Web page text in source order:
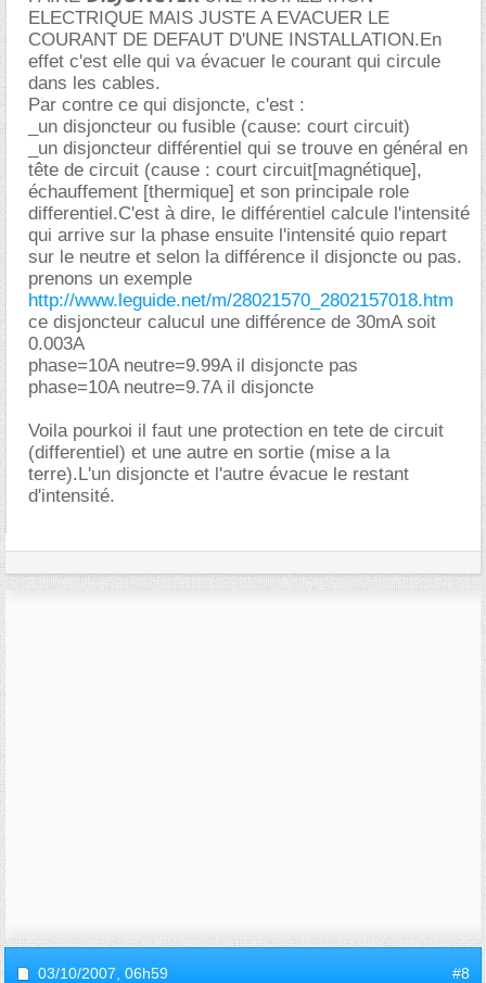
ELECTRIQUE MAIS JUSTE A EVACUER LE
COURANT DE DEFAUT D'UNE INSTALLATION.En
effet c'est elle qui va évacuer le courant qui circule
dans les cables.
Par contre ce qui disjoncte, c'est :
_un disjoncteur ou fusible (cause: court circuit)
_un disjoncteur différentiel qui se trouve en général en
tête de circuit (cause : court circuit[magnétique],
échauffement [thermique] et son principale role
differentiel.C'est à dire, le différentiel calcule l'intensité
qui arrive sur la phase ensuite l'intensité quio repart
sur le neutre et selon la différence il disjoncte ou pas.
prenons un exemple
http://www.leguide.net/m/28021570_2802157018.htm
ce disjoncteur calucul une différence de 30mA soit
0.003A
phase=10A neutre=9.99A il disjoncte pas
phase=10A neutre=9.7A il disjoncte
Voila pourkoi il faut une protection en tete de circuit
(differentiel) et une autre en sortie (mise a la
terre).L'un disjoncte et l'autre évacue le restant
d'intensité.
03/10/2007, 06h59 #8